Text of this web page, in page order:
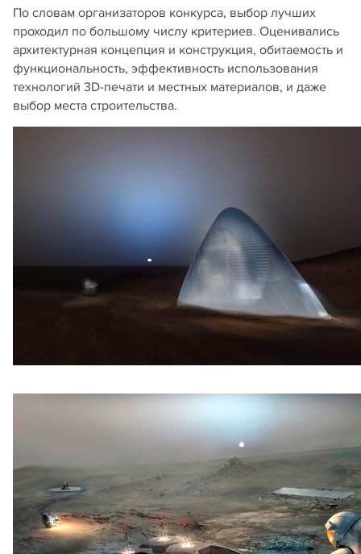
По словам организаторов конкурса, выбор лучших
проходил по большому числу критериев. Оценивались
архитектурная концепция и конструкция, обитаемость и
функциональность, эффективность использования
технологий 3D-печати и местных материалов, и даже
выбор места строительства.